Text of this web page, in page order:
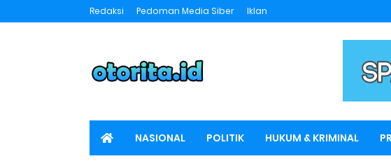
Redaksi Pedoman Media Siber Iklan
NASIONAL POLITIK HUKUM & KRIMINAL